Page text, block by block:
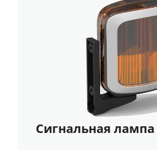
Сигнальная лампа